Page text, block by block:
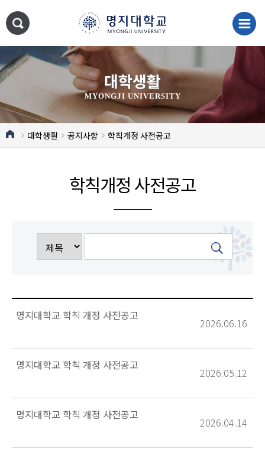
대학생활
MYONGJI UNIVERSITY
대학생활 공지사항 학칙개정 사전공고
학칙개정 사전공고
명지대학교 학칙 개정 사전공고
2026.06.16
명지대학교 학칙 개정 사전공고
2026.05.12
명지대학교 학칙 개정 사전공고
2026.04.14